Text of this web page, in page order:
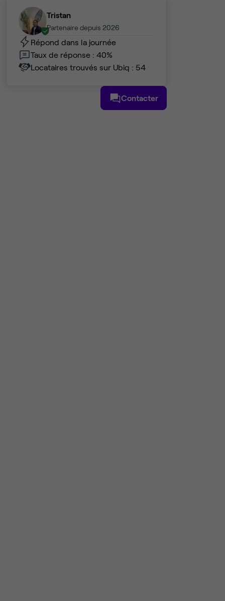
Tristan
Partenaire depuis 2026
Répond dans la journée
Taux de réponse : 40%
Locataires trouvés sur Ubiq : 54
Contacter